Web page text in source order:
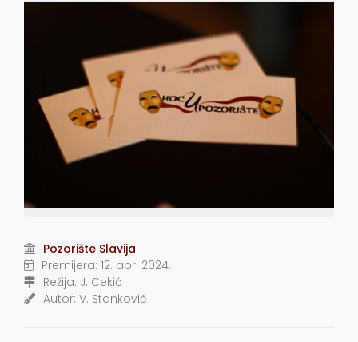
Pozorište Slavija
Premijera: 12. apr. 2024.
Režija: J. Cekić
Autor: V. Stanković